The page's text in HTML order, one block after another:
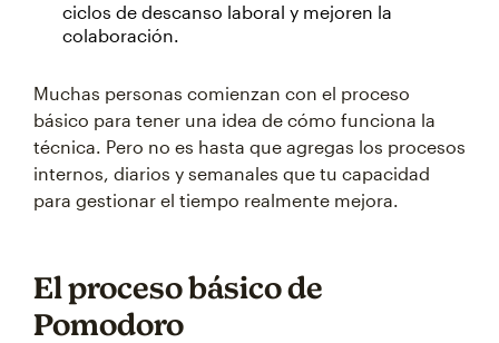
ciclos de descanso laboral y mejoren la
colaboración.
Muchas personas comienzan con el proceso
básico para tener una idea de cómo funciona la
técnica. Pero no es hasta que agregas los procesos
internos, diarios y semanales que tu capacidad
para gestionar el tiempo realmente mejora.
El proceso básico de
Pomodoro